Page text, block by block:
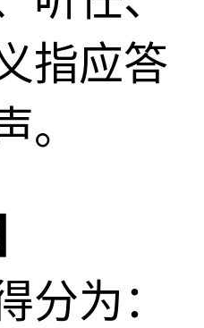
指应答
。
为：